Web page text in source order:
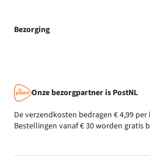
Bezorging
Onze bezorgpartner is PostNL
De verzendkosten bedragen € 4,99
Bestellingen vanaf € 30 worden gratis